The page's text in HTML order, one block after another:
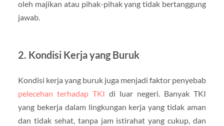
oleh majikan atau pihak-pihak yang tidak bertanggung
jawab.
2. Kondisi Kerja yang Buruk
Kondisi kerja yang buruk juga menjadi faktor penyebab
pelecehan terhadap TKI di luar negeri. Banyak TKI
yang bekerja dalam lingkungan kerja yang tidak aman
dan tidak sehat, tanpa jam istirahat yang cukup, dan